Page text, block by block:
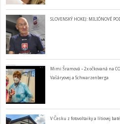
SLOVENSKÝ HOKEJ: MILIÓNOVÉ
Mimi Šramová – 2x očkovaná na
Vašáryovej a Schwarzenberga
V Česku z fotovoltaiky a lítiovej